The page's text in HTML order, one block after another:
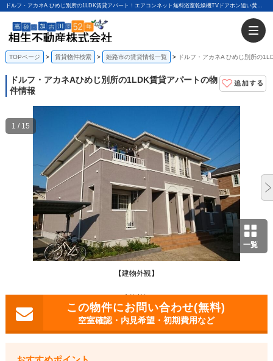
ドルフ・アカネA ひめじ別所の1LDK賃貸アパート！エアコンネット無料浴室乾燥機TVドアホン追い焚き機能｜相生不動産株式会社
TOPページ 賃貸物件検索 姫路市の賃貸情報一覧 ドルフ・アカネA ひめじ別所の
ドルフ・アカネAひめじ別所の1LDK賃貸アパートの物
件情報
一覧
【建物外観】
1 / 15
空室確認・内見希望・初期費用など